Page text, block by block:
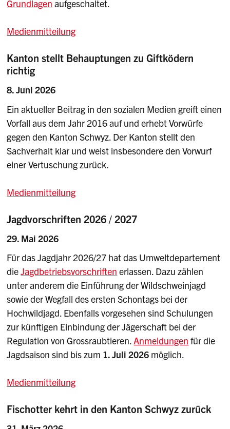
Grundlagen aufgeschaltet.
Medienmitteilung
Kanton stellt Behauptungen zu Giftködern
richtig
8. Juni 2026
Ein aktueller Beitrag in den sozialen Medien greift einen
Vorfall aus dem Jahr 2016 auf und erhebt Vorwürfe
gegen den Kanton Schwyz. Der Kanton stellt den
Sachverhalt klar und weist insbesondere den Vorwurf
einer Vertuschung zurück.
Medienmitteilung
Jagdvorschriften 2026 / 2027
29. Mai 2026
Für das Jagdjahr 2026/27 hat das Umweltdepartement
dieJagdbetriebsvorschriften erlassen. Dazu zählen
unter anderem die Einführung der Wildschweinjagd
sowie der Wegfall des ersten Schontags bei der
Hochwildjagd. Ebenfalls vorgesehen sind Schulungen
zur künftigen Einbindung der Jägerschaft bei der
Regulation von Grossraubtieren.Anmeldungen für die
Jagdsaison sind bis zum 1. Juli 2026 möglich.
Medienmitteilung
Fischotter kehrt in den Kanton Schwyz zurück